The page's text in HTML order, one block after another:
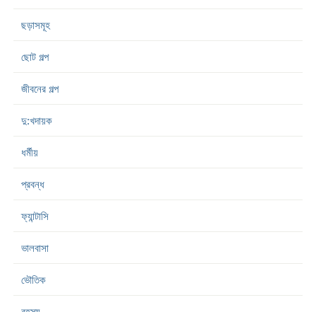
ছড়াসমূহ
ছোট গল্প
জীবনের গল্প
দু:খদায়ক
ধর্মীয়
প্রবন্ধ
ফ্যান্টাসি
ভালবাসা
ভৌতিক